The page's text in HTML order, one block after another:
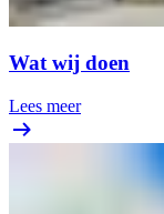
Wat wij doen
Lees meer